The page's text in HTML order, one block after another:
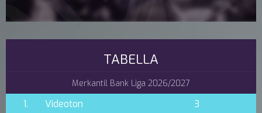
TABELLA
Merkantil Bank Liga 2026/2027
1. Videoton
3